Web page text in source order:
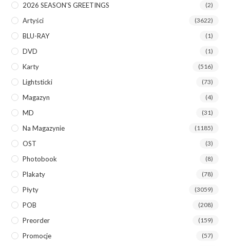
2026 SEASON'S GREETINGS (2)
Artyści (3622)
BLU-RAY (1)
DVD (1)
Karty (516)
Lightsticki (73)
Magazyn (4)
MD (31)
Na Magazynie (1185)
OST (3)
Photobook (8)
Plakaty (78)
Płyty (3059)
POB (208)
Preorder (159)
Promocje (57)